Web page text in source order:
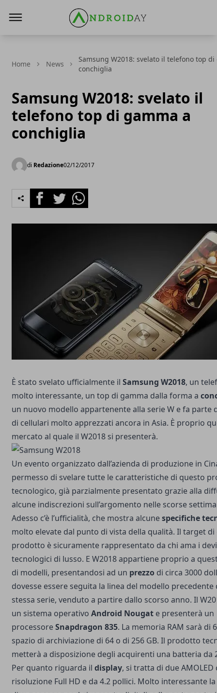
Home News
Samsung W2018: svelato il telefono top di
conchiglia
Samsung W2018: svelato il
telefono top di gamma a
conchiglia
di Redazione02/12/2017
FacebookTwitterWhatsapp
È stato svelato ufficialmente il Samsung W2018, un
molto interessante, un top di gamma dalla forma a
un nuovo modello appartenente alla serie W e fa parte
di cellulari molto apprezzati ancora in Asia. È proprio
mercato al quale il W2018 si presenterà.
Un evento organizzato dall’azienda di produzione in
permesso di svelare tutte le caratteristiche di questo
tecnologico, già parzialmente presentato grazie alla
alcune indiscrezioni sull’argomento nelle scorse
Adesso c’è l’ufficialità, che mostra alcunespecifiche
molto elevate dal punto di vista della qualità. Il target
prodotto è sicuramente rappresentato da chi ama i
tecnologici di lusso. E W2018 appartiene proprio a
di modelli, presentandosi ad un prezzo di circa 3000
dovesse essere seguita la linea del modello precedente
stessa serie, venduto a partire dallo scorso anno. Il
un sistema operativo Android Nougat e presenterà un
processoreSnapdragon 835. La memoria RAM sarà di
spazio di archiviazione di 64 o di 256 GB. Il prodotto
metterà a disposizione degli acquirenti una batteria da
Per quanto riguarda il display, si tratta di due AMOLED
risoluzione Full HD e da 4.2 pollici. Molto interessante